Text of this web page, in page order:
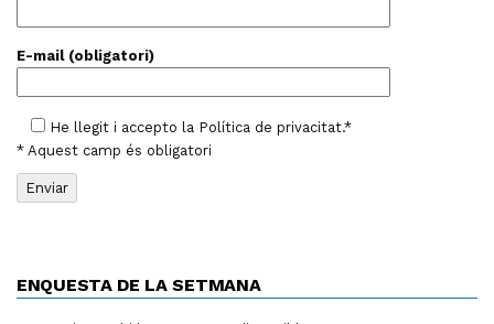
E-mail (obligatori)
He llegit i accepto la Política de privacitat.*
* Aquest camp és obligatori
ENQUESTA DE LA SETMANA